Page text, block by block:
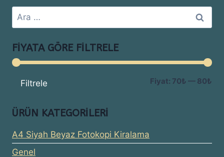
Arama:
FIYATA GÖRE FILTRELE
Filtrele Fiyat: 70₺ — 80₺
ÜRÜN KATEGORILERI
A4 Siyah Beyaz Fotokopi Kiralama
Genel